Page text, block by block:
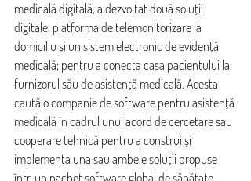
medicală digitală, a dezvoltat două soluții
digitale: platforma de telemonitorizare la
domiciliu și un sistem electronic de evidență
medicală; pentru a conecta casa pacientului la
furnizorul său de asistență medicală. Acesta
caută o companie de software pentru asistență
medicală în cadrul unui acord de cercetare sau
cooperare tehnică pentru a construi și
implementa una sau ambele soluții propuse